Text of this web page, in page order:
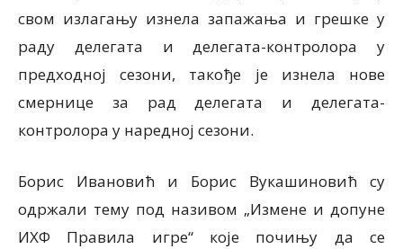
свом излагању изнела запажања и грешке у
раду делегата и делегата-контролора у
предходној сезони, такође је изнела нове
смернице за рад делегата и делегата-
контролора у наредној сезони.
Борис Ивановић и Борис Вукашиновић су
одржали тему под називом „Измене и допуне
ИХФ Правила игре“ које почињу да се